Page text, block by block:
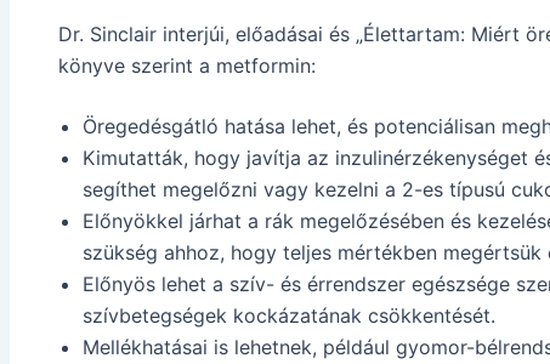
Dr. Sinclair interjúi, előadásai és „Élettartam: Miért
könyve szerint a metformin:
Öregedésgátló hatása lehet, és potenciálisan
Kimutatták, hogy javítja az inzulinérzékenységet
segíthet megelőzni vagy kezelni a 2-es típusú
Előnyökkel járhat a rák megelőzésében és
szükség ahhoz, hogy teljes mértékben megértsük
Előnyös lehet a szív- és érrendszer egészsége
szívbetegségek kockázatának csökkentését.
Mellékhatásai is lehetnek, például gyomor-